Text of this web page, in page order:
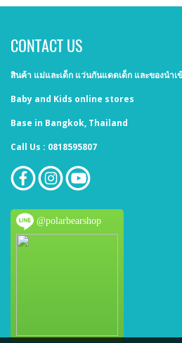
CONTACT US
สินค้า แม่และเด็ก แว่นกันแดดเด็ก และของนำเ
Baby and Kids online stores
Base in Bangkok, Thailand
Call Us : 0818595807
@polarbearshop